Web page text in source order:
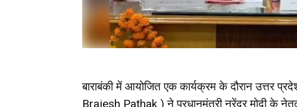
बाराबंकी में आयोजित एक कार्यक्रम के दौरान उत्तर
Brajesh Pathak ) ने प्रधानमंत्री नरेंद्र मोदी के